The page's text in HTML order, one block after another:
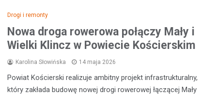
Drogi i remonty
Nowa droga rowerowa połączy Mały i
Wielki Klincz w Powiecie Kościerskim
Karolina Słowińska 14 maja 2026
Powiat Kościerski realizuje ambitny projekt infrastrukturalny,
który zakłada budowę nowej drogi rowerowej łączącej Mały